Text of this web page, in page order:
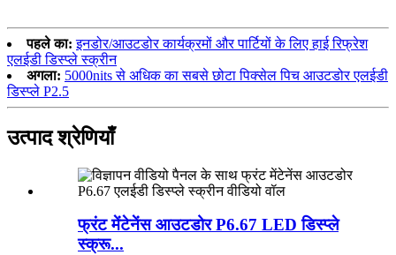
पहले का: इनडोर/आउटडोर कार्यक्रमों और पार्टियों के लिए हाई रिफ्रेश
एलईडी डिस्प्ले स्क्रीन
अगला: 5000nits से अधिक का सबसे छोटा पिक्सेल पिच आउटडोर एलईडी
डिस्प्ले P2.5
उत्पाद श्रेणियाँ
फ्रंट मेंटेनेंस आउटडोर P6.67 LED डिस्प्ले
स्क्रू...